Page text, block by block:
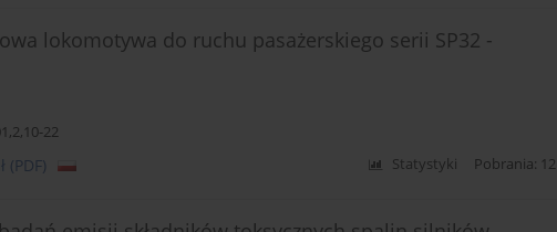
lokomotywa do ruchu pasażerskiego serii SP32 -
22
(PDF) Statystyki Pobrania: 12